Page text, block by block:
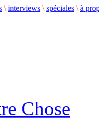
\ interviews \ spéciales \ à
Chose